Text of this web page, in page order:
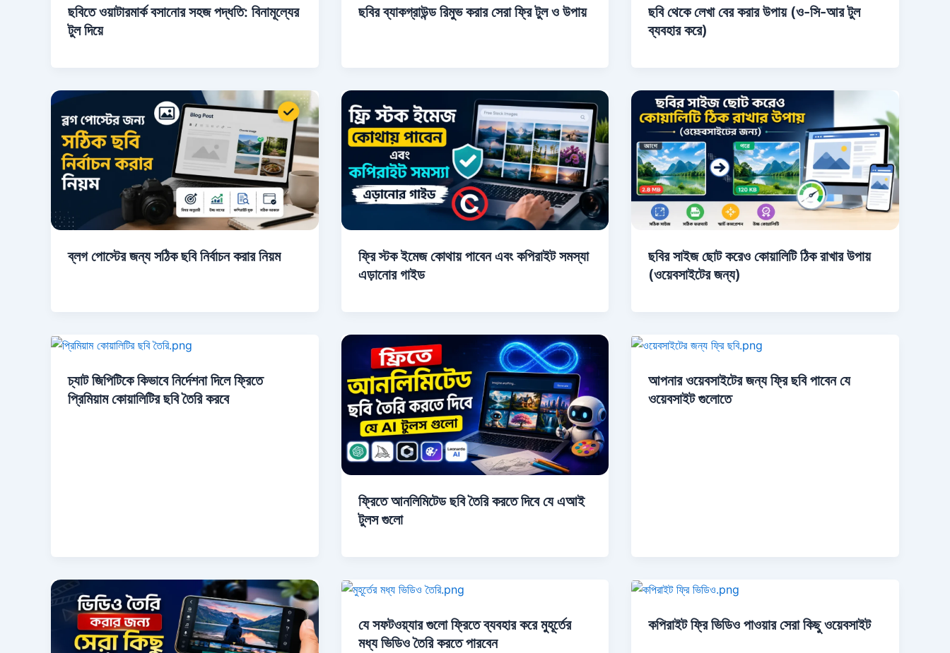
ছবিতে ওয়াটারমার্ক বসানোর সহজ পদ্ধতি: বিনামূল্যের
টুল দিয়ে
ছবির ব্যাকগ্রাউন্ড রিমুভ করার সেরা ফ্রি টুল ও উপায়
ছবি থেকে লেখা বের করার উপায় (ও-সি-আর টুল
ব্যবহার করে)
ব্লগ পোস্টের জন্য সঠিক ছবি নির্বাচন করার নিয়ম
ফ্রি স্টক ইমেজ কোথায় পাবেন এবং কপিরাইট সমস্যা
এড়ানোর গাইড
ছবির সাইজ ছোট করেও কোয়ালিটি ঠিক রাখার উপায়
(ওয়েবসাইটের জন্য)
চ্যাট জিপিটিকে কিভাবে নির্দেশনা দিলে ফ্রিতে
প্রিমিয়াম কোয়ালিটির ছবি তৈরি করবে
ফ্রিতে আনলিমিটেড ছবি তৈরি করতে দিবে যে এআই
টুলস গুলো
আপনার ওয়েবসাইটের জন্য ফ্রি ছবি পাবেন যে
ওয়েবসাইট গুলোতে
যে সফটওয়্যার গুলো ফ্রিতে ব্যবহার করে মুহূর্তের
মধ্য ভিডিও তৈরি করতে পারবেন
কপিরাইট ফ্রি ভিডিও পাওয়ার সেরা কিছু ওয়েবসাইট